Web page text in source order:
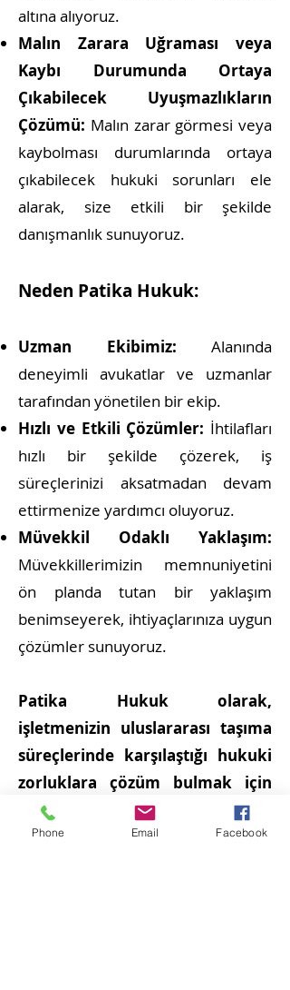
altına alıyoruz.
Malın Zarara Uğraması veya
Kaybı Durumunda Ortaya
Çıkabilecek Uyuşmazlıkların
Çözümü: Malın zarar görmesi veya
kaybolması durumlarında ortaya
çıkabilecek hukuki sorunları ele
alarak, size etkili bir şekilde
danışmanlık sunuyoruz.
Neden Patika Hukuk:
Uzman Ekibimiz: Alanında
deneyimli avukatlar ve uzmanlar
tarafından yönetilen bir ekip.
Hızlı ve Etkili Çözümler: İhtilafları
hızlı bir şekilde çözerek, iş
süreçlerinizi aksatmadan devam
ettirmenize yardımcı oluyoruz.
Müvekkil Odaklı Yaklaşım:
Müvekkillerimizin memnuniyetini
ön planda tutan bir yaklaşım
benimseyerek, ihtiyaçlarınıza uygun
çözümler sunuyoruz.
Patika Hukuk olarak,
işletmenizin uluslararası taşıma
süreçlerinde karşılaştığı hukuki
zorluklara çözüm bulmak için
buradayız. Daha fazla bilgi almak
veya danışmanlık talebinde
Phone Email Facebook